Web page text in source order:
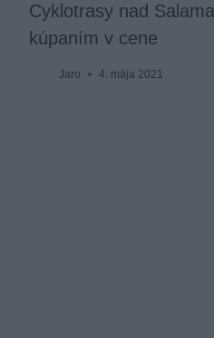
Cyklotrasy nad
kúpaním v cene
Jaro 4. mája 2021